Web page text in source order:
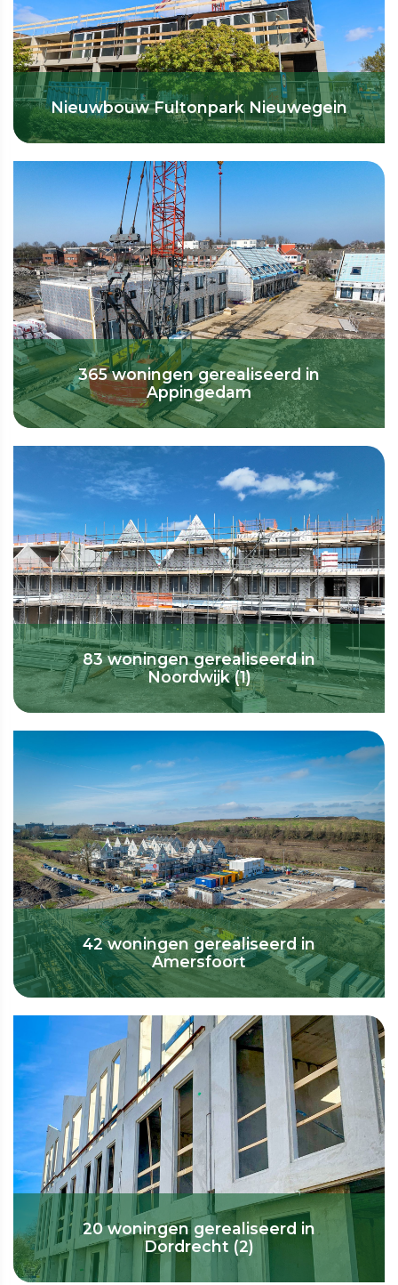
Nieuwbouw Fultonpark Nieuwegein
365 woningen gerealiseerd in
Appingedam
83 woningen gerealiseerd in
Noordwijk (1)
42 woningen gerealiseerd in
Amersfoort
20 woningen gerealiseerd in
Dordrecht (2)